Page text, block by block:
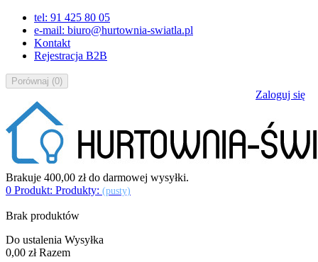
tel: 91 425 80 05
e-mail: biuro@hurtownia-swiatla.pl
Kontakt
Rejestracja B2B
Porównaj (0)
Zaloguj się
Brakuje 400,00 złdo darmowej wysyłki.
0 Produkt: Produkty: (pusty)
Brak produktów
Do ustalenia Wysyłka
0,00 zł Razem